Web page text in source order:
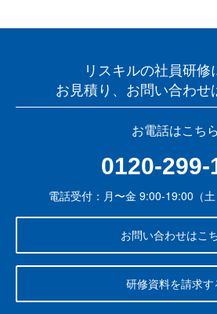
リスキルの社員研修
お見積り、お問い合わせ
お電話はこちら
0120-299-
電話受付：月〜金 9:00-19:00（土
お問い合わせはこ
研修資料を請求す